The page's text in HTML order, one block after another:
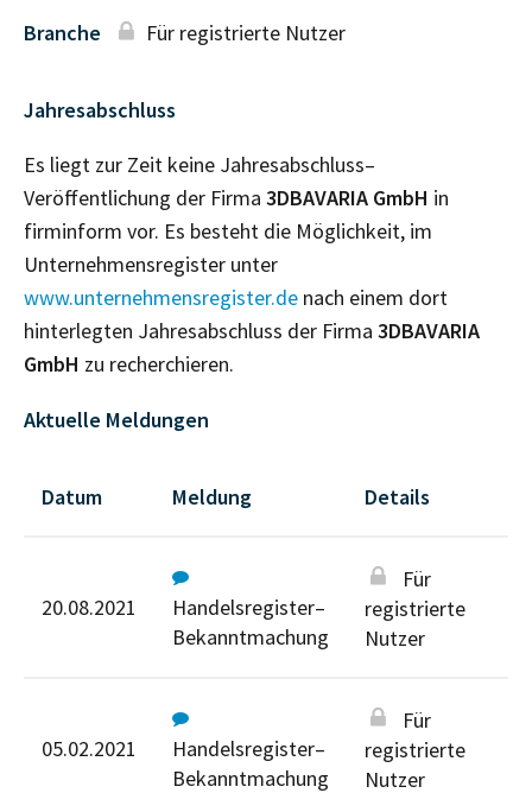
Branche Für registrierte Nutzer
Jahresabschluss
Es liegt zur Zeit keine Jahresabschluss–
Veröffentlichung der Firma 3DBAVARIA GmbH in
firminform vor. Es besteht die Möglichkeit, im
Unternehmensregister unter
www.unternehmensregister.de nach einem dort
hinterlegten Jahresabschluss der Firma 3DBAVARIA
GmbH zu recherchieren.
Aktuelle Meldungen
Datum Meldung Details
20.08.2021
Handelsregister–
Bekanntmachung
Für
registrierte
Nutzer
05.02.2021
Handelsregister–
Bekanntmachung
Für
registrierte
Nutzer